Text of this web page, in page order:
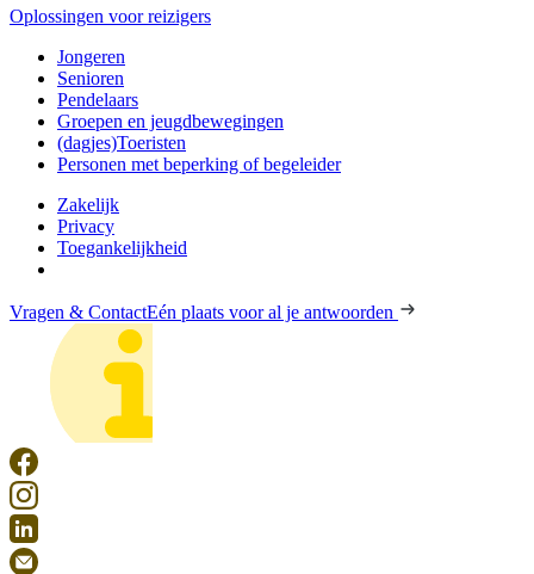
Oplossingen voor reizigers
Jongeren
Senioren
Pendelaars
Groepen en jeugdbewegingen
(dagjes)Toeristen
Personen met beperking of begeleider
Zakelijk
Privacy
Toegankelijkheid
Vragen & ContactEén plaats voor al je antwoorden